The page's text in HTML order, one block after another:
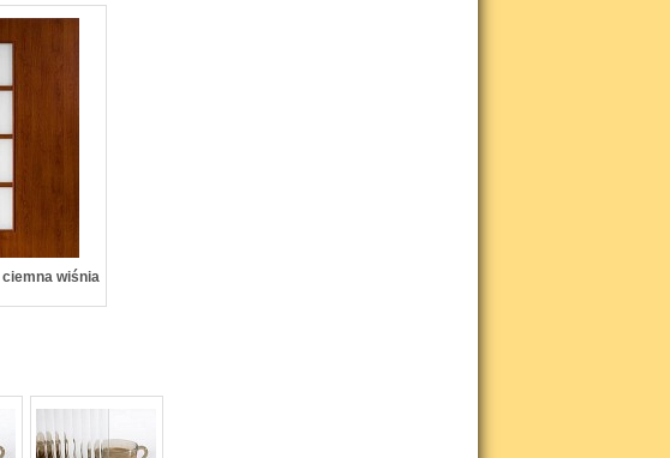
ciemna wiśnia